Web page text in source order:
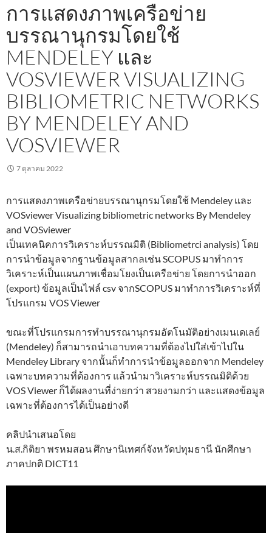
การแสดงภาพเครือข่าย
บรรณานุกรมโดยใช้
MENDELEY และ
VOSVIEWER VISUALIZING
BIBLIOMETRIC NETWORKS
BY MENDELEY AND
VOSVIEWER
7 ตุลาคม 2022
การแสดงภาพเครือข่ายบรรณานุกรมโดยใช้ Mendeley และ
VOSviewer Visualizing bibliometric networks By Mendeley
and VOSviewer
เป็นเทคนิคการวิเคราะห์บรรณมิติ (Bibliometrci analysis) โดย
การนำข้อมูลจากฐานข้อมูลสากลเช่น SCOPUS มาทำการ
วิเคราะห์เป็นแผนภาพเชื่อมโยงเป็นเครือข่าย โดยการนำออก
(export) ข้อมูลเป็นไฟล์ csv จากSCOPUS มาทำการวิเคราะห์ที่
โปรแกรม VOS Viewer
ขณะที่โปรแกรมการทำบรรณานุกรมอัตโนมัติอย่างเมนเดเลย์
(Mendeley) ก็สามารถนำเอาบทความที่ต้องไปใส่เข้าไปใน
Mendeley Library จากนั้นก็ทำการนำข้อมูลออกจาก Mendeley
เฉพาะบทความที่ต้องการ แล้วนำมาวิเคราะห์บรรณมิติด้วย
VOS Viewer ก็ได้ผลงานที่ง่ายกว่า สวยงามกว่า และแสดงข้อมูล
เฉพาะที่ต้องการได้เป็นอย่างดี
คลิปนำเสนอโดย
น.ส.กิติยา พรหมสอน ศึกษานิเทศก์จังหวัดปทุมธานี นักศึกษา
ภาคปกติ DICT11